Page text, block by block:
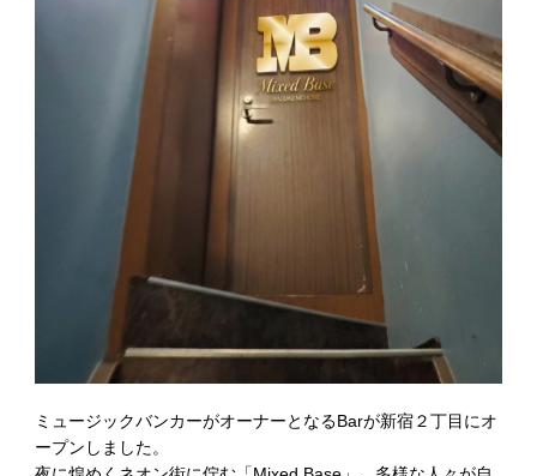
ミュージックバンカーがオーナーとなるBarが新宿２丁目にオ
ープンしました。